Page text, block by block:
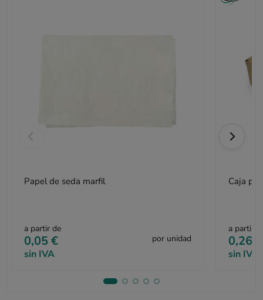
Papel de seda marfil
a partir de
0,05 €
sin IVA
por unidad
Caja
a partir
0,26 €
sin IVA